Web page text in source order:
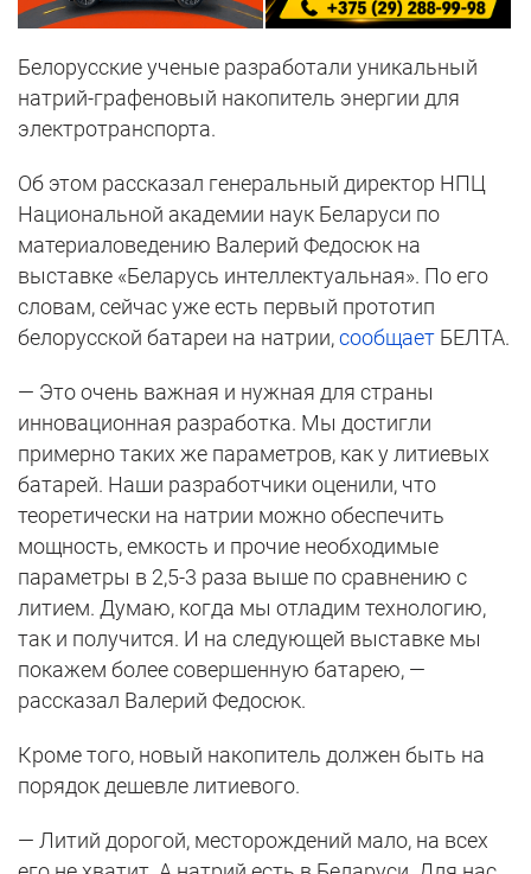
Белорусские ученые разработали уникальный
натрий-графеновый накопитель энергии для
электротранспорта.
Об этом рассказал генеральный директор НПЦ
Национальной академии наук Беларуси по
материаловедению Валерий Федосюк на
выставке «Беларусь интеллектуальная». По его
словам, сейчас уже есть первый прототип
белорусской батареи на натрии,сообщает БЕЛТА.
— Это очень важная и нужная для страны
инновационная разработка. Мы достигли
примерно таких же параметров, как у литиевых
батарей. Наши разработчики оценили, что
теоретически на натрии можно обеспечить
мощность, емкость и прочие необходимые
параметры в 2,5-3 раза выше по сравнению с
литием. Думаю, когда мы отладим технологию,
так и получится. И на следующей выставке мы
покажем более совершенную батарею, —
рассказал Валерий Федосюк.
Кроме того, новый накопитель должен быть на
порядок дешевле литиевого.
— Литий дорогой, месторождений мало, на всех